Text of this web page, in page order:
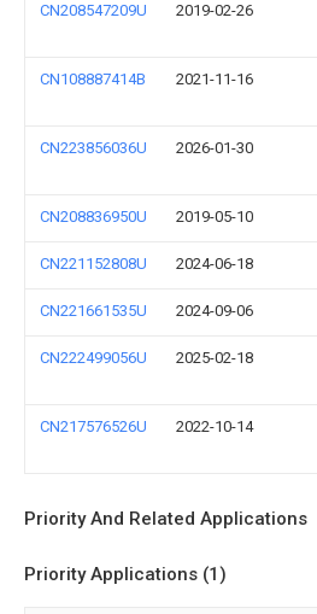
CN208547209U 2019-02-26
CN108887414B 2021-11-16
CN223856036U 2026-01-30
CN208836950U 2019-05-10
CN221152808U 2024-06-18
CN221661535U 2024-09-06
CN222499056U 2025-02-18
CN217576526U 2022-10-14
Priority And Related Applications
Priority Applications (1)